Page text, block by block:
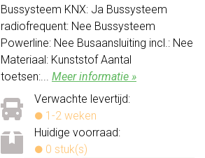
Bussysteem KNX: Ja Bussysteem
radiofrequent: Nee Bussysteem
Powerline: Nee Busaansluiting incl.: Nee
Materiaal: Kunststof Aantal
toetsen:... Meer informatie »
Verwachte levertijd:
1-2 weken
Huidige voorraad:
0 stuk(s)